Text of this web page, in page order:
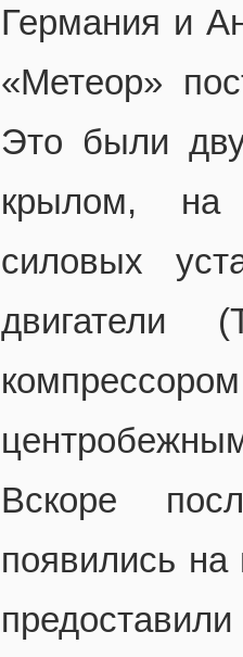
Германия и
«Метеор»
Это были
крылом, на
силовых
Вскоре
появились